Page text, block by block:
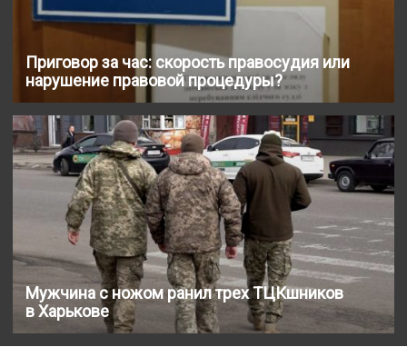
Приговор за час: скорость правосудия или
нарушение правовой процедуры?
Мужчина с ножом ранил трех ТЦКшников
в Харькове